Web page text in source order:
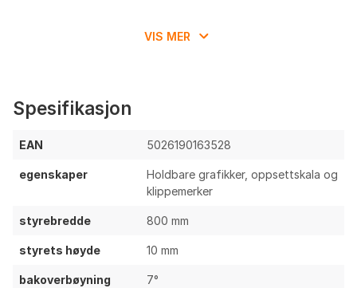
VIS MER
Spesifikasjon
EAN 5026190163528
egenskaper
Holdbare grafikker, oppsettskala og
klippemerker
styrebredde 800 mm
styrets høyde 10 mm
bakoverbøyning 7°